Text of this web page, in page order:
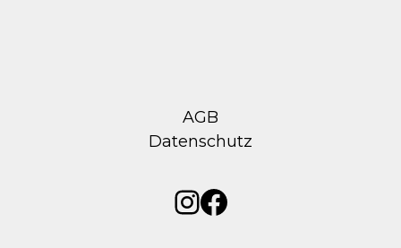
AGB
Datenschutz
Instagram
Facebook